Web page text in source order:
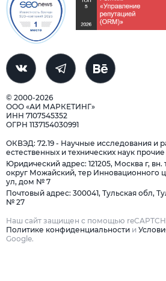
© 2000-2026
ООО «АИ МАРКЕТИНГ»
ИНН 7107545352
ОГРН 1137154030991
ОКВЭД: 72.19 - Научные исследования и
естественных и технических наук прочие
Юридический адрес: 121205, Москва г,
округ Можайский, тер Инновационного
ул, дом № 7
Почтовый адрес: 300041, Тульская обл,
№ 27
Наш сайт защищен с помощью
Политике конфиденциальности и
Google.